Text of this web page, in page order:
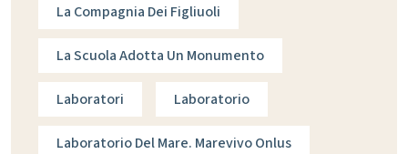
La Compagnia Dei Figliuoli
La Scuola Adotta Un Monumento
Laboratori Laboratorio
Laboratorio Del Mare. Marevivo Onlus